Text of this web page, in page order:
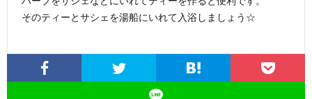
そのティーとサシェを湯船にいれて入浴しましょう☆